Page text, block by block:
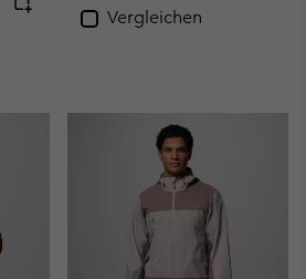
Vergleichen